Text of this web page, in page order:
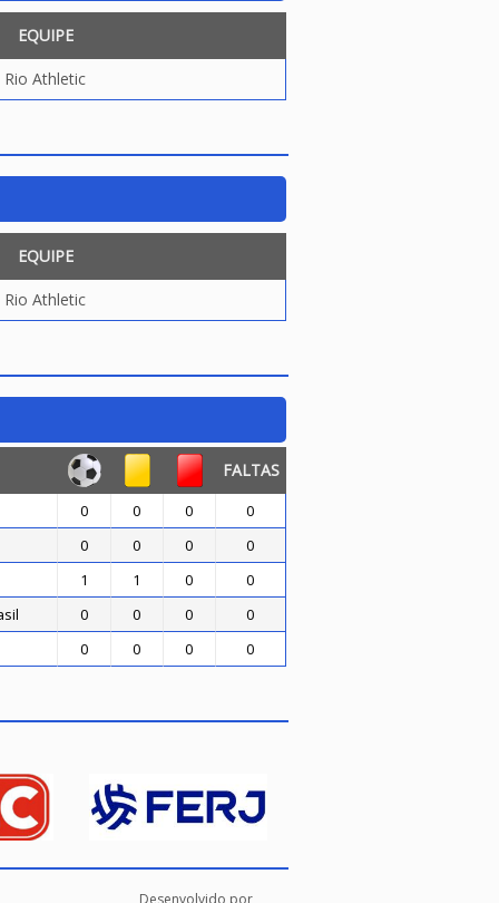
EQUIPE
Rio Athletic
EQUIPE
Rio Athletic
FALTAS
0 0 0
0
0 0 0
0
1 1 0
0
0 0 0
0
0 0 0 0
Desenvolvido por